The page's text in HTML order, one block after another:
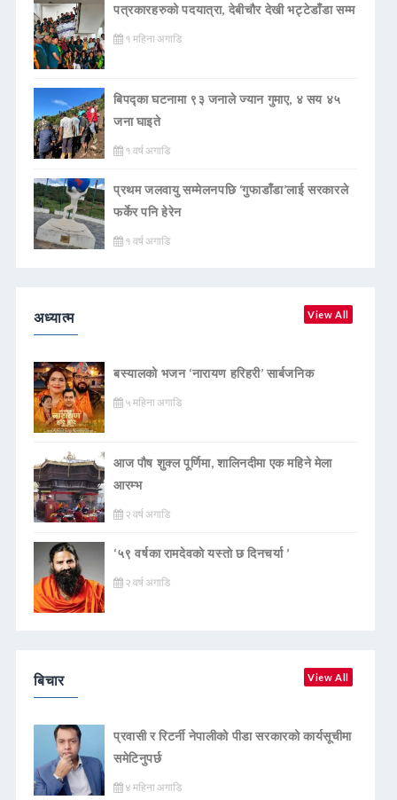
पत्रकारहरुको पदयात्रा, देबीचौर देखी भट्टेडाँडा सम्म
१ महिना अगाडि
बिपद्का घटनामा ९३ जनाले ज्यान गुमाए, ४ सय ४५
जना घाइते
१ वर्ष अगाडि
प्रथम जलवायु सम्मेलनपछि ‘गुफाडाँडा’लाई सरकारले
फर्केर पनि हेरेन
१ वर्ष अगाडि
अध्यात्म View All
बस्यालको भजन ‘नारायण हरिहरी’ सार्बजनिक
५ महिना अगाडि
आज पौष शुक्ल पूर्णिमा, शालिनदीमा एक महिने मेला
आरम्भ
२ वर्ष अगाडि
‘५९ वर्षका रामदेवकाे यस्ताे छ दिनचर्या ’
२ वर्ष अगाडि
बिचार View All
प्रवासी र रिटर्नी नेपालीको पीडा सरकारको कार्यसूचीमा
समेटिनुपर्छ
४ महिना अगाडि